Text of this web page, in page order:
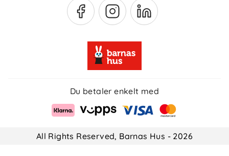
Du betaler enkelt med
All Rights Reserved, Barnas Hus - 2026